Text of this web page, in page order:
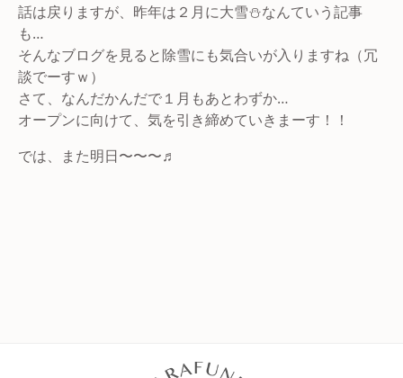
話は戻りますが、昨年は２月に大雪⛄なんていう記事
も…
そんなブログを見ると除雪にも気合いが入りますね（冗
談でーすｗ）
さて、なんだかんだで１月もあとわずか…
オープンに向けて、気を引き締めていきまーす！！
では、また明日〜〜〜♬